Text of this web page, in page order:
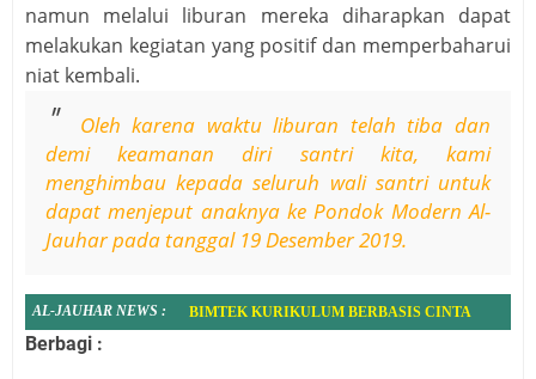
namun melalui liburan mereka diharapkan dapat
melakukan kegiatan yang positif dan memperbaharui
niat kembali.
Oleh karena waktu liburan telah tiba dan
demi keamanan diri santri kita, kami
menghimbau kepada seluruh wali santri untuk
dapat menjeput anaknya ke Pondok Modern Al-
Jauhar pada tanggal 19 Desember 2019.
AL-JAUHAR NEWS :
AL-JAUHAR GELAR WORKSHOP PESANTREN
Berbagi :